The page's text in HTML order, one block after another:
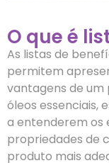
O que é
As listas de
permitem
vantagens de um
óleos essenciais,
a entenderem os
propriedades de
produto mais